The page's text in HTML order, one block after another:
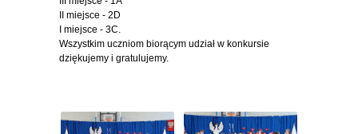
II miejsce - 2D
I miejsce - 3C.
Wszystkim uczniom biorącym udział w konkursie
dziękujemy i gratulujemy.